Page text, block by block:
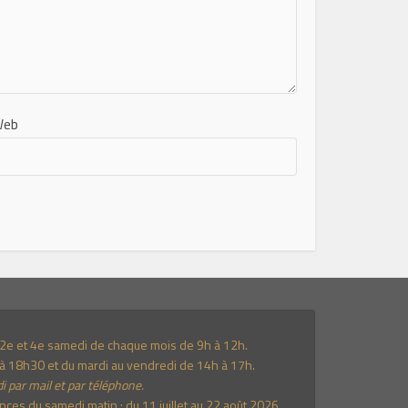
et 4e samedi de chaque mois de 9h à 12h.
et du mardi au vendredi de 14h à 17h.
par mail et par téléphone.